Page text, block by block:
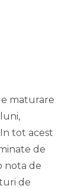
maturare
tot acest
de
nota de
de